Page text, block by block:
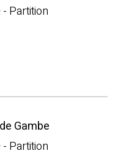
Partition
Gambe
Partition